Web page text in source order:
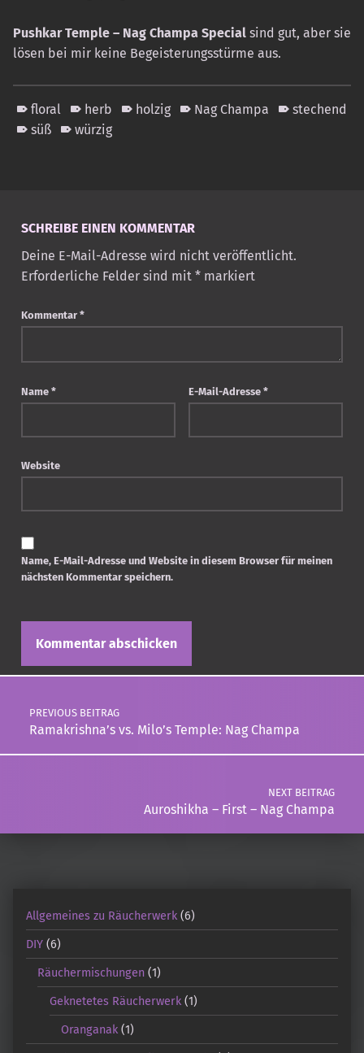
Pushkar Temple – Nag Champa Special sind gut, aber sie
lösen bei mir keine Begeisterungsstürme aus.
floral herb holzig Nag Champa
stechend
süß
würzig
SCHREIBE EINEN KOMMENTAR
Deine E-Mail-Adresse wird nicht veröffentlicht.
Erforderliche Felder sind mit *markiert
Kommentar *
Name * E-Mail-Adresse *
Website
Name, E-Mail-Adresse und Website in diesem Browser für meinen
nächsten Kommentar speichern.
Post navigation
PREVIOUS BEITRAG
Ramakrishna’s vs. Milo’s Temple: Nag Champa
NEXT BEITRAG
Auroshikha – First – Nag Champa
Allgemeines zu Räucherwerk (6)
DIY (6)
Räuchermischungen (1)
Geknetetes Räucherwerk(1)
Oranganak (1)